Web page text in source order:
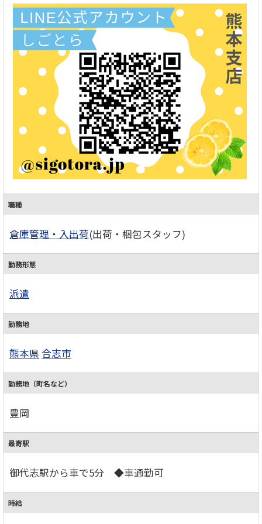
職種
倉庫管理・入出荷(出荷・梱包スタッフ)
勤務形態
派遣
勤務地
熊本県 合志市
勤務地（町名など）
豊岡
最寄駅
御代志駅から車で5分 ◆車通勤可
時給